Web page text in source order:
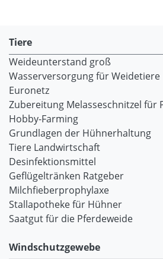
Tiere
Weideunterstand groß
Wasserversorgung für Weidetiere
Euronetz
Zubereitung Melasseschnitzel für
Hobby-Farming
Grundlagen der Hühnerhaltung
Tiere Landwirtschaft
Desinfektionsmittel
Geflügeltränken Ratgeber
Milchfieberprophylaxe
Stallapotheke für Hühner
Saatgut für die Pferdeweide
Windschutzgewebe